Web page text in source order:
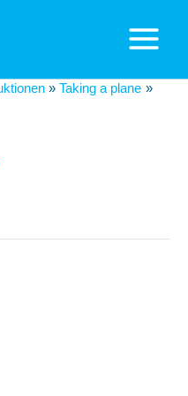
Main
Menu
Taking a plane